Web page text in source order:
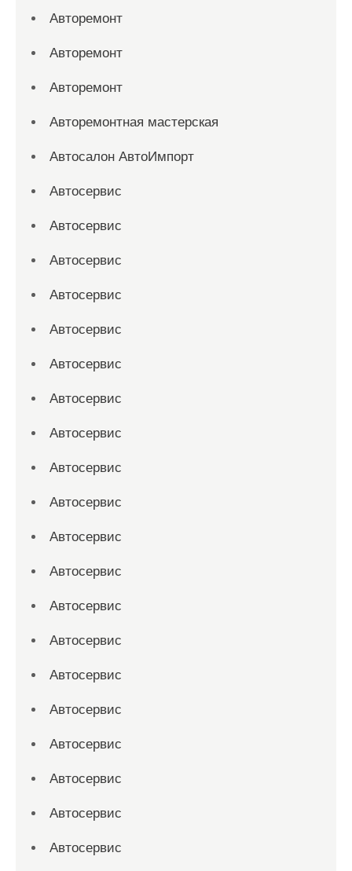
Авторемонт
Авторемонт
Авторемонт
Авторемонтная мастерская
Автосалон АвтоИмпорт
Автосервис
Автосервис
Автосервис
Автосервис
Автосервис
Автосервис
Автосервис
Автосервис
Автосервис
Автосервис
Автосервис
Автосервис
Автосервис
Автосервис
Автосервис
Автосервис
Автосервис
Автосервис
Автосервис
Автосервис